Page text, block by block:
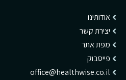
אודותינו
יצירת קשר
מפת אתר
פייסבוק
office@healthwise.co.il